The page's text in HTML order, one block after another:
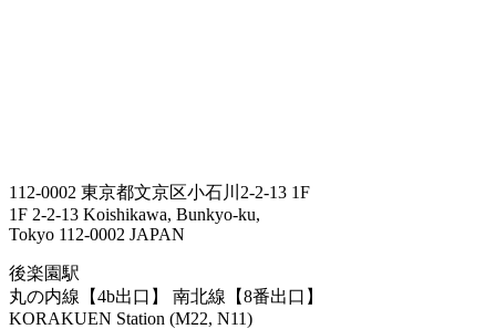
112-0002 東京都文京区小石川2-2-13 1F
1F 2-2-13 Koishikawa, Bunkyo-ku,
Tokyo 112-0002 JAPAN
後楽園駅
丸の内線【4b出口】 南北線【8番出口】
KORAKUEN Station (M22, N11)